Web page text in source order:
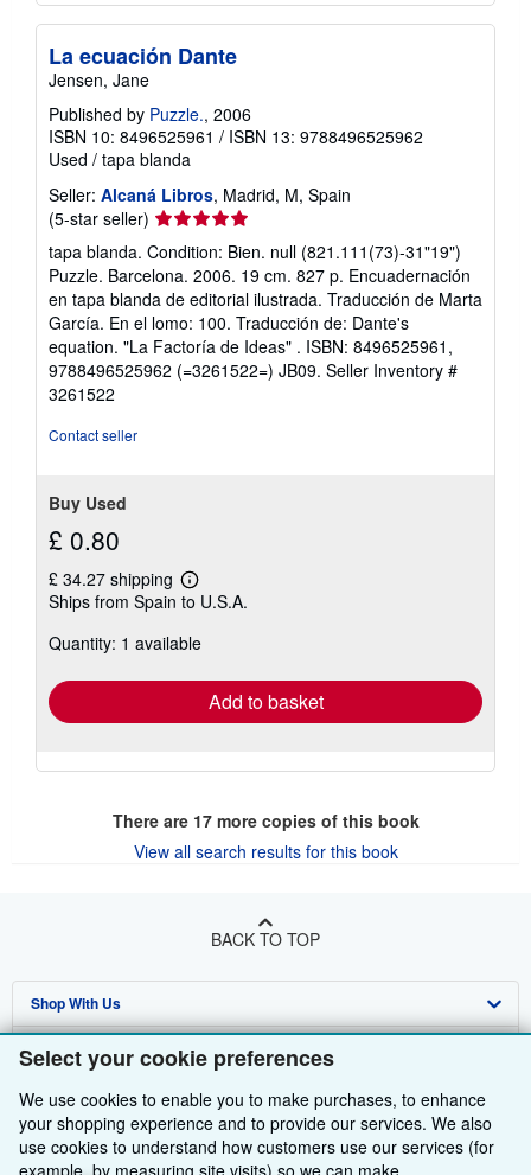
Select your cookie preferences
We use cookies to enable you to make purchases, to enhance
your shopping experience and to provide our services. We also
use cookies to understand how customers use our services (for
example, by measuring site visits) so we can make
La ecuación Dante
Jensen, Jane
Published by Puzzle., 2006
ISBN 10: 8496525961 / ISBN 13: 9788496525962
Used / tapa blanda
Seller: Alcaná Libros, Madrid, M, Spain
(5-star seller) Seller
rating
5
out
of
5
stars
tapa blanda. Condition: Bien. null (821.111(73)-31"19")
Puzzle. Barcelona. 2006. 19 cm. 827 p. Encuadernación
en tapa blanda de editorial ilustrada. Traducción de Marta
García. En el lomo: 100. Traducción de: Dante's
equation. "La Factoría de Ideas" . ISBN: 8496525961,
9788496525962 (=3261522=) JB09. Seller Inventory #
3261522
Contact seller
Buy Used
£ 0.80
£ 34.27 shipping
Learn
more
shipping
Ships from Spain to U.S.A.
Quantity: 1 available
Add to basket
There are 17more copies of this book
View all search results for this book
BACK TO TOP
Shop With Us
Advanced Search
Browse Collections
My Account
Sell With Us
Start Selling
Join Our Affiliate Programme
About Us
About AbeBooks
Find Help